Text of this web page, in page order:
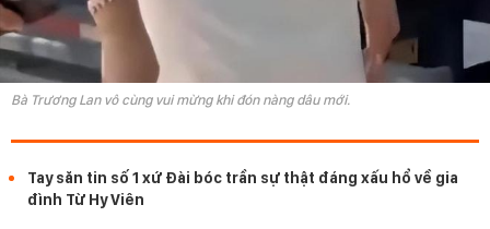
Bà Trương Lan vô cùng vui mừng khi đón nàng dâu mới.
Tay săn tin số 1 xứ Đài bóc trần sự thật đáng xấu hổ về gia
đình Từ Hy Viên